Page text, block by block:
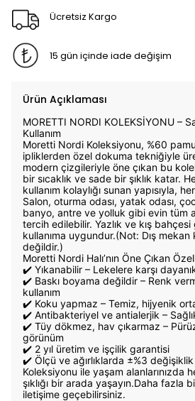
Ücretsiz Kargo
15 gün içinde iade değişim
Ürün Açıklaması
MORETTI NORDI KOLEKSİYONU –
Kullanım
Moretti Nordi Koleksiyonu, %60
ipliklerden özel dokuma tekniğiyle
modern çizgileriyle öne çıkan bu
bir sıcaklık ve sade bir şıklık katar.
kullanım kolaylığı sunan yapısıyla,
Salon, oturma odası, yatak odası,
banyo, antre ve yolluk gibi evin tüm
tercih edilebilir. Yazlık ve kış
kullanıma uygundur.(Not: Dış mekan
değildir.)
Moretti Nordi Halı’nın Öne Çıkan
✔️ Yıkanabilir – Lekelere karşı
✔️ Baskı boyama değildir – Renk
kullanım
✔️ Koku yapmaz – Temiz, hijyenik
✔️ Antibakteriyel ve antialerjik –
✔️ Tüy dökmez, hav çıkarmaz –
görünüm
✔️ 2 yıl üretim ve işçilik garantisi
✔️ Ölçü ve ağırlıklarda ±%3
Koleksiyonu ile yaşam alanlarınızda
şıklığı bir arada yaşayın.Daha fazla
iletişime geçebilirsiniz.